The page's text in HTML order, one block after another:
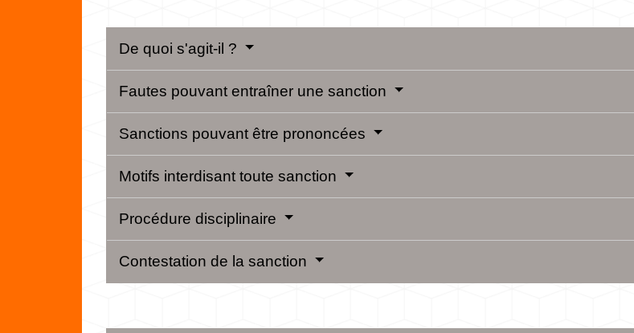
De quoi s'agit-il ?
Fautes pouvant entraîner une sanction
Sanctions pouvant être prononcées
Motifs interdisant toute sanction
Procédure disciplinaire
Contestation de la sanction